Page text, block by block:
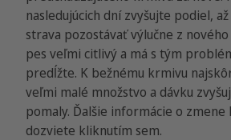
nasledujúcich dní zvyšujte podiel,
strava pozostávať výlučne z
pes veľmi citlivý a má s tým
predĺžte. K bežnému krmivu
veľmi malé množstvo a dávku
pomaly. Ďalšie informácie o zmene
dozviete kliknutím sem.